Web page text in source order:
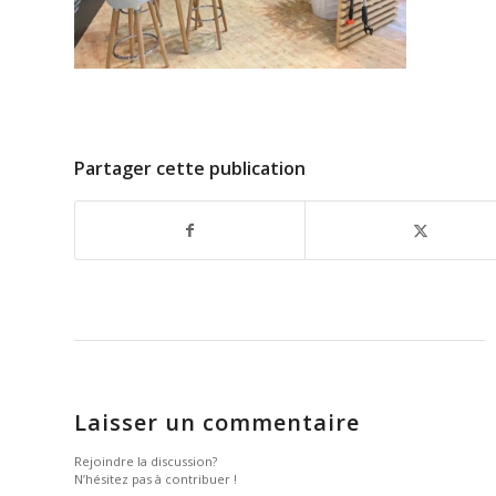
Partager cette publication
Laisser un commentaire
Rejoindre la discussion?
N’hésitez pas à contribuer !